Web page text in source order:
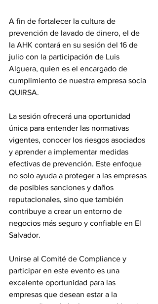
A fin de fortalecer la cultura de
prevención de lavado de dinero, el de
la AHK contará en su sesión del 16 de
julio con la participación de Luis
Alguera, quien es el encargado de
cumplimiento de nuestra empresa socia
QUIRSA.
La sesión ofrecerá una oportunidad
única para entender las normativas
vigentes, conocer los riesgos asociados
y aprender a implementar medidas
efectivas de prevención. Este enfoque
no solo ayuda a proteger a las empresas
de posibles sanciones y daños
reputacionales, sino que también
contribuye a crear un entorno de
negocios más seguro y confiable en El
Salvador.
Unirse al Comité de Compliance y
participar en este evento es una
excelente oportunidad para las
empresas que desean estar a la